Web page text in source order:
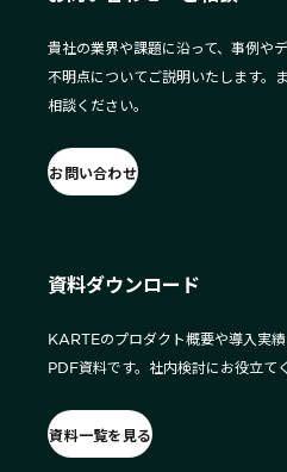
貴社の業界や課題に沿って、事例や
不明点についてご説明いたします。
相談ください。
お問い合わせ
資料ダウンロード
KARTEのプロダクト概要や導入実
PDF資料です。社内検討にお役立て
資料一覧を見る